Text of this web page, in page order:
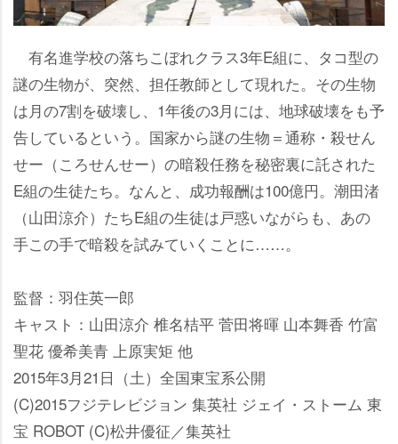
有名進学校の落ちこぼれクラス3年E組に、タコ型の
謎の生物が、突然、担任教師として現れた。その生物
は月の7割を破壊し、1年後の3月には、地球破壊をも予
告しているという。国家から謎の生物＝通称・殺せん
せー（ころせんせー）の暗殺任務を秘密裏に託された
E組の生徒たち。なんと、成功報酬は100億円。潮田渚
（山田涼介）たちE組の生徒は戸惑いながらも、あの
手この手で暗殺を試みていくことに……。
監督：羽住英一郎
キャスト：山田涼介 椎名桔平 菅田将暉 山本舞香 竹富
聖花 優希美青 上原実矩 他
2015年3月21日（土）全国東宝系公開
(C)2015フジテレビジョン 集英社 ジェイ・ストーム 東
宝 ROBOT (C)松井優征／集英社